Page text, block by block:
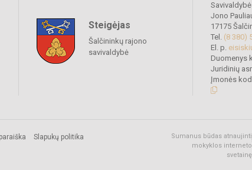
Steigėjas
Šalčininkų rajono
savivaldybė
Jono
17175
Tel. (8 380)
El. p.
Duomenys
Juridinių
Įmonės
Slapukų politika
Sumanus būdas atnaujinti
mokyklos interneto
svetainę